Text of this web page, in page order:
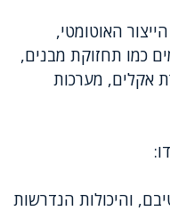
האוטומטי,
כמו תחזוקת מבנים,
אקלים, מערכות
והיכולות הנדרשות